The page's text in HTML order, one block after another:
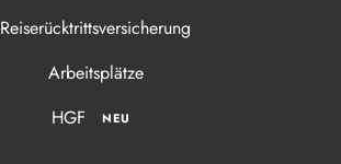
Reiserücktrittsversicherung
Arbeitsplätze
HGF
NEU